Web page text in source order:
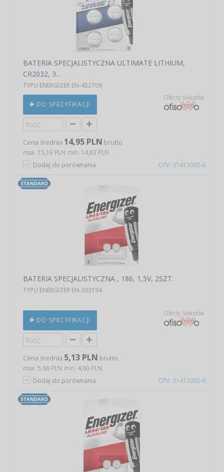
CPV: 31411000-0
BATERIA SPECJALISTYCZNA ULTIMATE LITHIUM,
CR2032, 3...
TYPU ENERGIZER EN-452709
DO SPECYFIKACJI
Oferty sklepów
Cena średnia 14,95 PLN brutto
max. 15,19 PLN min. 14,83 PLN
Dodaj do porównania
CPV: 31411000-0
BATERIA SPECJALISTYCZNA , 186, 1,5V, 2SZT.
TYPU ENERGIZER EN-393194
DO SPECYFIKACJI
Oferty sklepów
Cena średnia 5,13 PLN brutto
max. 5,66 PLN min. 4,60 PLN
Dodaj do porównania